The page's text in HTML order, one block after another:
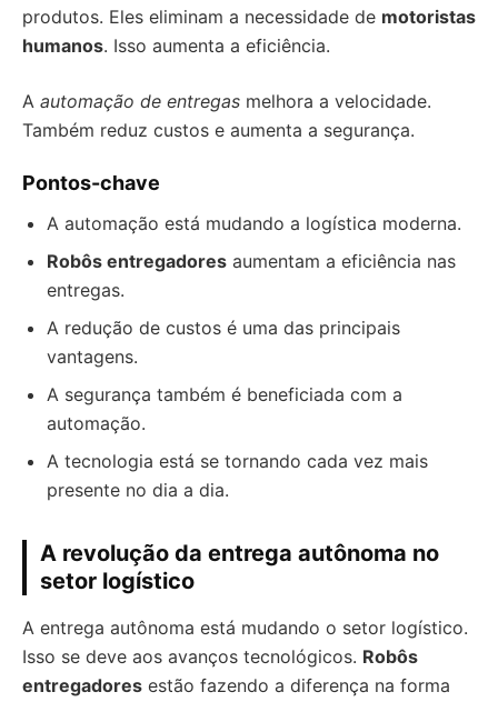
produtos. Eles eliminam a necessidade de motoristas
humanos. Isso aumenta a eficiência.
A automação de entregas melhora a velocidade.
Também reduz custos e aumenta a segurança.
Pontos-chave
A automação está mudando a logística moderna.
Robôs entregadores aumentam a eficiência nas
entregas.
A redução de custos é uma das principais
vantagens.
A segurança também é beneficiada com a
automação.
A tecnologia está se tornando cada vez mais
presente no dia a dia.
A revolução da entrega autônoma no
setor logístico
A entrega autônoma está mudando o setor logístico.
Isso se deve aos avanços tecnológicos. Robôs
entregadores estão fazendo a diferença na forma